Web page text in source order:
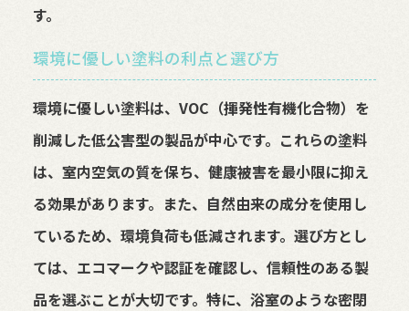
す。
環境に優しい塗料の利点と選び方
環境に優しい塗料は、VOC（揮発性有機化合物）を
削減した低公害型の製品が中心です。これらの塗料
は、室内空気の質を保ち、健康被害を最小限に抑え
る効果があります。また、自然由来の成分を使用し
ているため、環境負荷も低減されます。選び方とし
ては、エコマークや認証を確認し、信頼性のある製
品を選ぶことが大切です。特に、浴室のような密閉